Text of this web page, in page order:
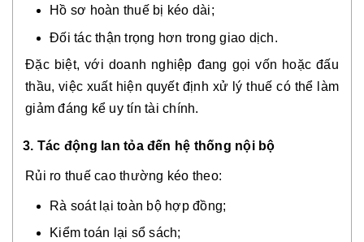
Hồ sơ hoàn thuế bị kéo dài;
Đối tác thận trọng hơn trong giao dịch.
Đặc biệt, với doanh nghiệp đang gọi vốn hoặc đấu
thầu, việc xuất hiện quyết định xử lý thuế có thể làm
giảm đáng kể uy tín tài chính.
3. Tác động lan tỏa đến hệ thống nội bộ
Rủi ro thuế cao thường kéo theo:
Rà soát lại toàn bộ hợp đồng;
Kiểm toán lại sổ sách;